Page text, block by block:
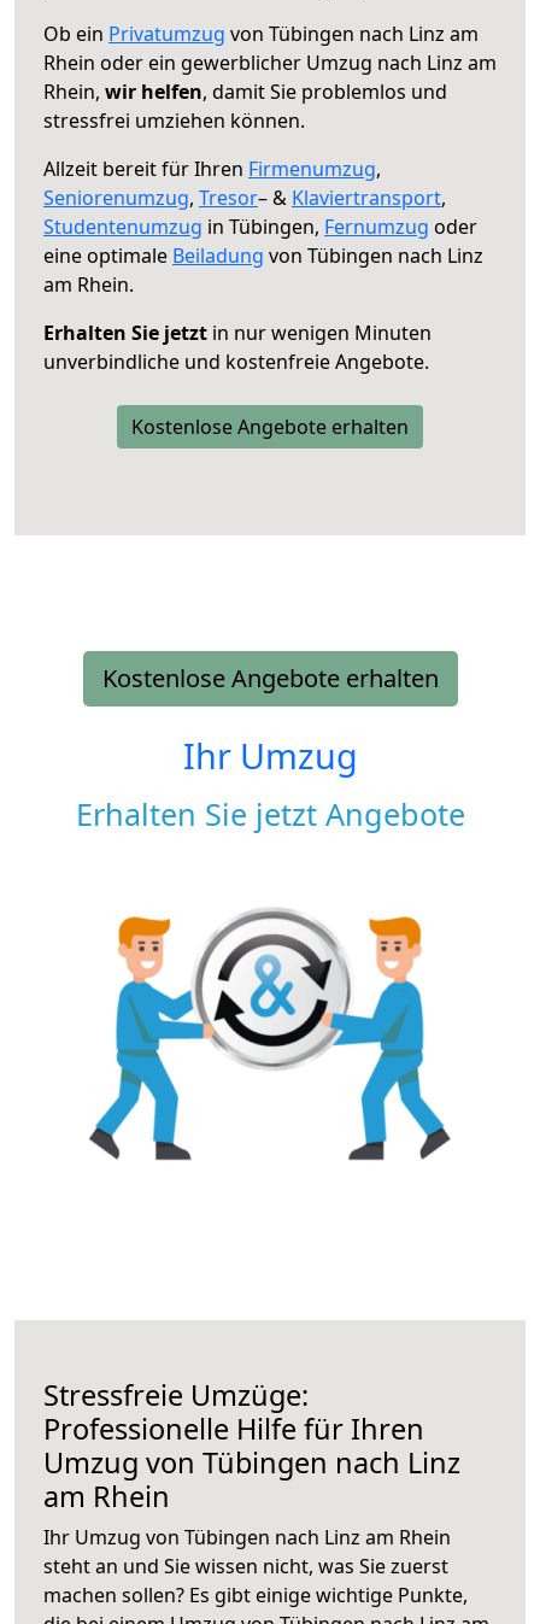
Ob ein Privatumzug von Tübingen nach Linz am
Rhein oder ein gewerblicher Umzug nach Linz am
Rhein, wir helfen, damit Sie problemlos und
stressfrei umziehen können.
Allzeit bereit für Ihren Firmenumzug,
Seniorenumzug, Tresor– & Klaviertransport,
Studentenumzug in Tübingen, Fernumzug oder
eine optimale Beiladung von Tübingen nach Linz
am Rhein.
Erhalten Sie jetzt in nur wenigen Minuten
unverbindliche und kostenfreie Angebote.
Kostenlose Angebote erhalten
Kostenlose Angebote erhalten
Ihr Umzug
Erhalten Sie jetzt Angebote
Stressfreie Umzüge:
Professionelle Hilfe für Ihren
Umzug von Tübingen nach Linz
am Rhein
Ihr Umzug von Tübingen nach Linz am Rhein
steht an und Sie wissen nicht, was Sie zuerst
machen sollen? Es gibt einige wichtige Punkte,